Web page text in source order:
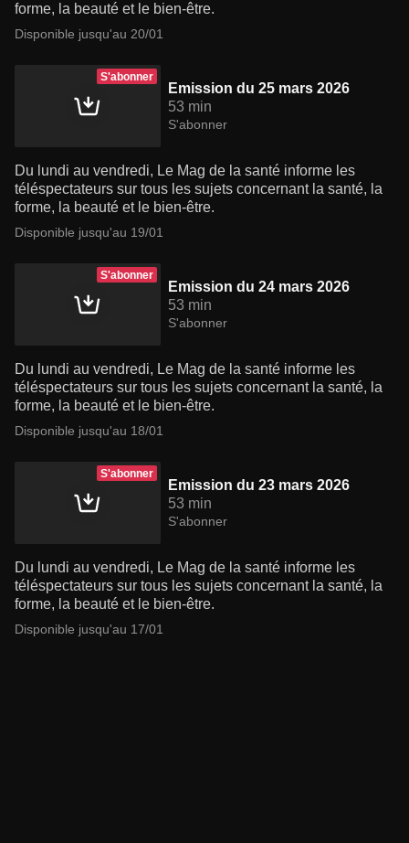
forme, la beauté et le bien-être.
Disponible jusqu'au 20/01
S'abonner
Emission du 25 mars 2026
53 min
S'abonner
Du lundi au vendredi, Le Mag de la santé informe les
téléspectateurs sur tous les sujets concernant la santé, la
forme, la beauté et le bien-être.
Disponible jusqu'au 19/01
S'abonner
Emission du 24 mars 2026
53 min
S'abonner
Du lundi au vendredi, Le Mag de la santé informe les
téléspectateurs sur tous les sujets concernant la santé, la
forme, la beauté et le bien-être.
Disponible jusqu'au 18/01
S'abonner
Emission du 23 mars 2026
53 min
S'abonner
Du lundi au vendredi, Le Mag de la santé informe les
téléspectateurs sur tous les sujets concernant la santé, la
forme, la beauté et le bien-être.
Disponible jusqu'au 17/01